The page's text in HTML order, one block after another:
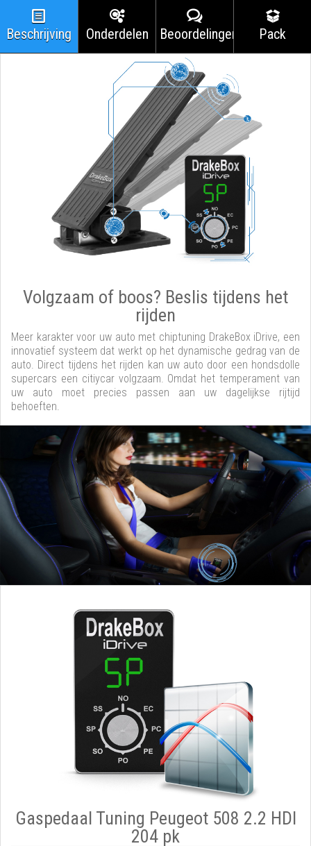
Beschrijving Onderdelen Beoordelingen Pack
Volgzaam of boos? Beslis tijdens het
rijden
Meer karakter voor uw auto met chiptuning DrakeBox iDrive, een
innovatief systeem dat werkt op het dynamische gedrag van de
auto. Direct tijdens het rijden kan uw auto door een hondsdolle
supercars een citiycar volgzaam. Omdat het temperament van
uw auto moet precies passen aan uw dagelijkse rijtijd
behoeften.
Gaspedaal Tuning Peugeot 508 2.2 HDI
204 pk